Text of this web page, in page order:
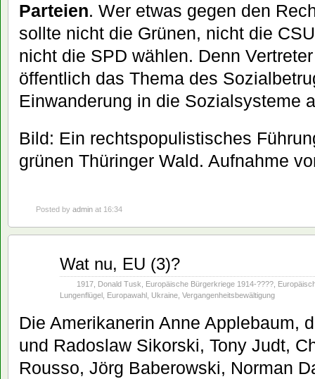
Parteien. Wer etwas gegen den
sollte nicht die Grünen, nicht die
nicht die SPD wählen. Denn
öffentlich das Thema des
Einwanderung in die Sozialsysteme
Bild: Ein rechtspopulistisches
grünen Thüringer Wald. Aufnahme
Posted by admin at 16:34
Wat nu, EU (3)?
1917 Donald Tusk Europäische Bürgerkriege 1914-????
Lungenflügel Europawahl Ukraine Vergangenheitsbewältigung
Die Amerikanerin Anne Applebaum,
und Radoslaw Sikorski, Tony Judt,
Rousso, Jörg Baberowski, Norman